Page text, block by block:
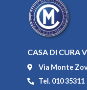
CASA DI CURA
Via Monte
Tel. 010 35311